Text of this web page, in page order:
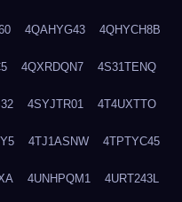
4QAHYG43 4QHYCH8B
4QXRDQN7 4S31TENQ
4SYJTR01 4T4UXTTO
4TJ1ASNW 4TPTYC45
4UNHPQM1 4URT243L